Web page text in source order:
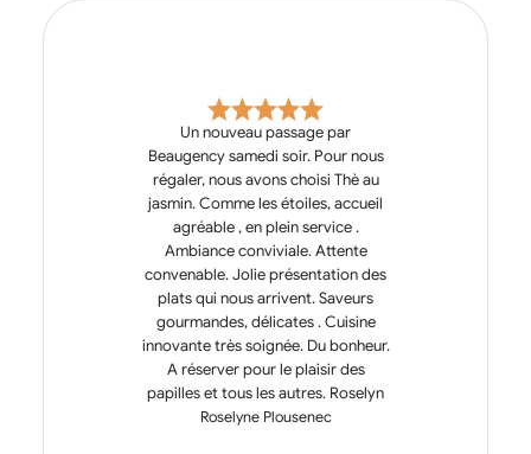
Un nouveau passage par
Beaugency samedi soir. Pour nous
régaler, nous avons choisi Thè au
jasmin. Comme les étoiles, accueil
agréable , en plein service .
Ambiance conviviale. Attente
convenable. Jolie présentation des
plats qui nous arrivent. Saveurs
gourmandes, délicates . Cuisine
innovante très soignée. Du bonheur.
A réserver pour le plaisir des
papilles et tous les autres. Roselyn
Roselyne Plousenec